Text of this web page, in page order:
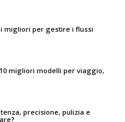
migliori per gestire i flussi
migliori modelli per viaggio,
precisione, pulizia e